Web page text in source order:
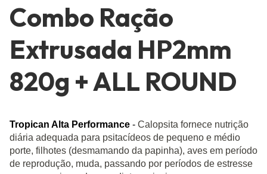
Combo Ração
Extrusada HP2mm
820g + ALL ROUND
Tropican Alta Performance - Calopsita fornece nutrição
diária adequada para psitacídeos de pequeno e médio
porte, filhotes (desmamando da papinha), aves em período
de reprodução, muda, passando por períodos de estresse